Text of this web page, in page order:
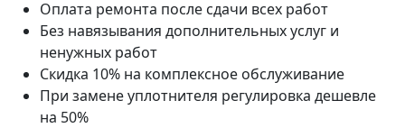
Оплата ремонта после сдачи всех работ
Без навязывания дополнительных услуг и
ненужных работ
Скидка 10% на комплексное обслуживание
При замене уплотнителя регулировка дешевле
на 50%